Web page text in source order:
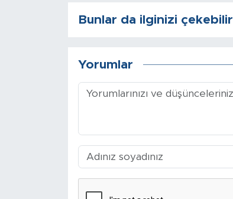
Bunlar da ilginizi çekebilir
Yorumlar